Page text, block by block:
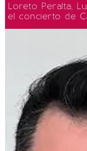
Loreto Peralta,
el concierto de